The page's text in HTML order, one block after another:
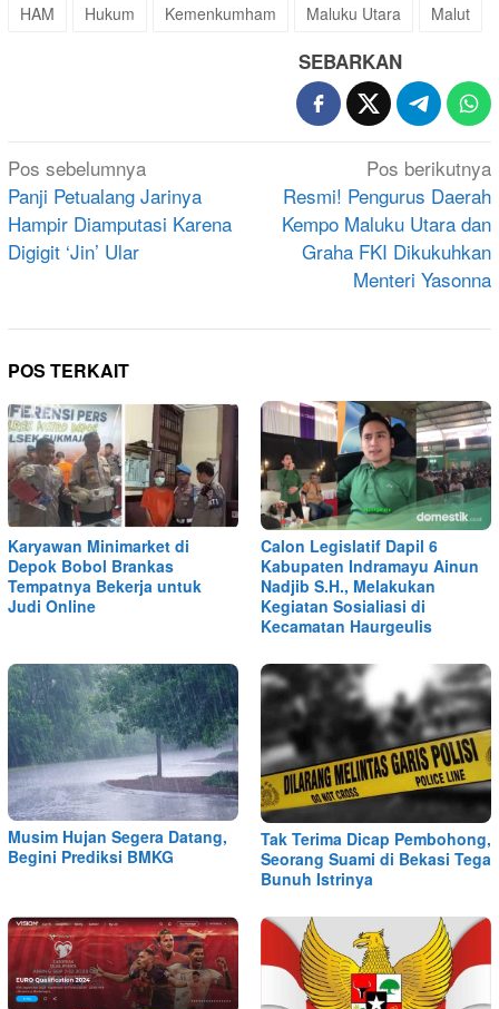
HAM Hukum Kemenkumham Maluku Utara Malut
SEBARKAN
Navigasi
pos
Pos sebelumnya
Panji Petualang Jarinya
Hampir Diamputasi Karena
Digigit ‘Jin’ Ular
Pos berikutnya
Resmi! Pengurus Daerah
Kempo Maluku Utara dan
Graha FKI Dikukuhkan
Menteri Yasonna
POS TERKAIT
Karyawan Minimarket di
Depok Bobol Brankas
Tempatnya Bekerja untuk
Judi Online
Calon Legislatif Dapil 6
Kabupaten Indramayu Ainun
Nadjib S.H., Melakukan
Kegiatan Sosialiasi di
Kecamatan Haurgeulis
Musim Hujan Segera Datang,
Begini Prediksi BMKG
Tak Terima Dicap Pembohong,
Seorang Suami di Bekasi Tega
Bunuh Istrinya